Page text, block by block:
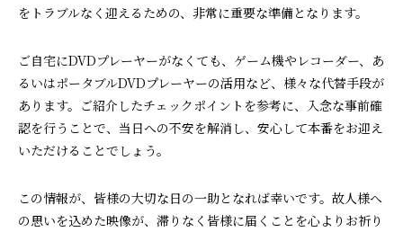
をトラブルなく迎えるための、非常に重要な準備となります。
ご自宅にDVDプレーヤーがなくても、ゲーム機やレコーダー、あ
るいはポータブルDVDプレーヤーの活用など、様々な代替手段が
あります。ご紹介したチェックポイントを参考に、入念な事前確
認を行うことで、当日への不安を解消し、安心して本番をお迎え
いただけることでしょう。
この情報が、皆様の大切な日の一助となれば幸いです。故人様へ
の思いを込めた映像が、滞りなく皆様に届くことを心よりお祈り